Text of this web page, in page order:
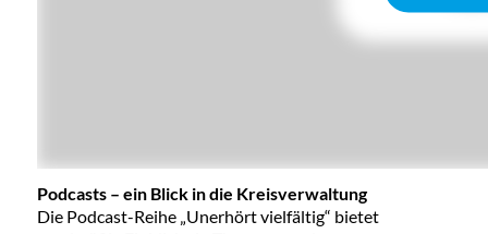
Podcasts – ein Blick in die Kreisverwaltung
Die Podcast-Reihe „Unerhört vielfältig“ bietet